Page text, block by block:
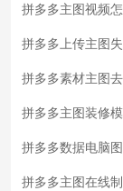
拼多多主图视频
拼多多上传主图
拼多多素材主图
拼多多主图装修
拼多多数据电脑
拼多多主图在线